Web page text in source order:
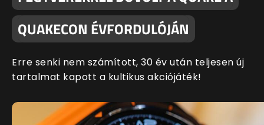
QUAKECON ÉVFORDULÓJÁN
Erre senki nem számított, 30 év után teljesen új
tartalmat kapott a kultikus akciójáték!